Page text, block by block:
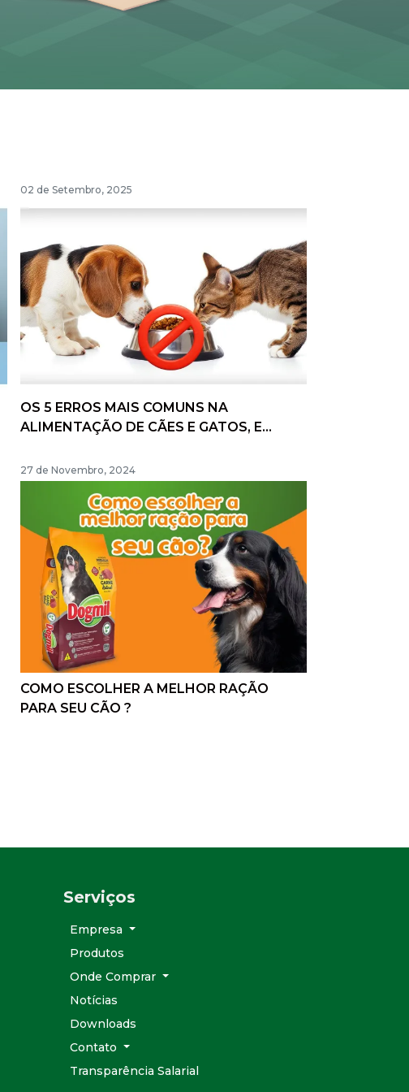
02 de Setembro, 2025
OS 5 ERROS MAIS COMUNS NA
ALIMENTAÇÃO DE CÃES E GATOS, E
27 de Novembro, 2024
COMO ESCOLHER A MELHOR RAÇÃO
PARA SEU CÃO ?
Serviços
Empresa
Produtos
Onde Comprar
Notícias
Downloads
Contato
Transparência Salarial